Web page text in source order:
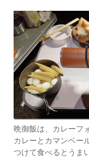
晩御飯は、カレーフ
カレーとカマンベー
つけて食べるとうま